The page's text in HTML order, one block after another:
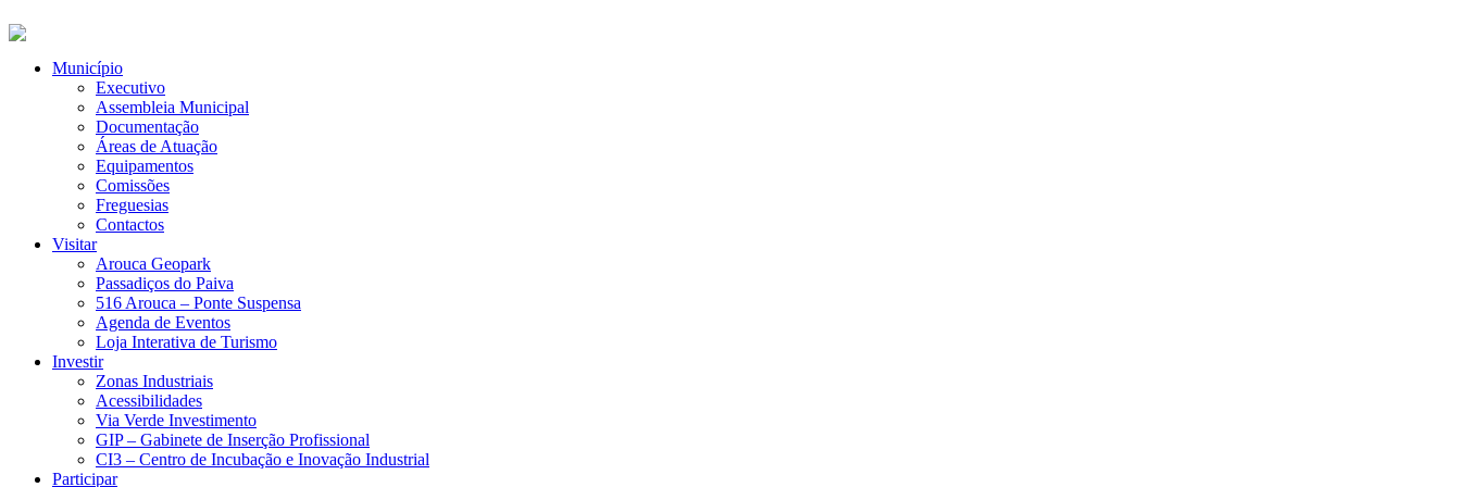
Município
Executivo
Assembleia Municipal
Documentação
Áreas de Atuação
Equipamentos
Comissões
Freguesias
Contactos
Visitar
Arouca Geopark
Passadiços do Paiva
516 Arouca – Ponte Suspensa
Agenda de Eventos
Loja Interativa de Turismo
Investir
Zonas Industriais
Acessibilidades
Via Verde Investimento
GIP – Gabinete de Inserção Profissional
CI3 – Centro de Incubação e Inovação Industrial
Participar